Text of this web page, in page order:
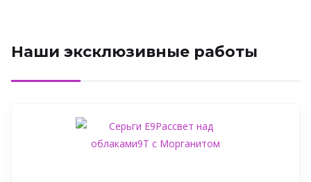
Наши эксклюзивные работы